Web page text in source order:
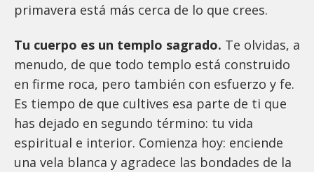
primavera está más cerca de lo que crees.
Tu cuerpo es un templo sagrado. Te olvidas, a
menudo, de que todo templo está construido
en firme roca, pero también con esfuerzo y fe.
Es tiempo de que cultives esa parte de ti que
has dejado en segundo término: tu vida
espiritual e interior. Comienza hoy: enciende
una vela blanca y agradece las bondades de la